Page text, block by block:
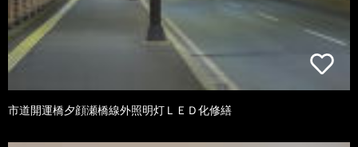
市道開運橋夕顔瀬橋線外照明灯ＬＥＤ化修繕